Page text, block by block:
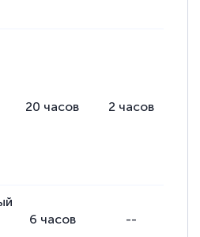
20 часов 2 часов
6 часов --